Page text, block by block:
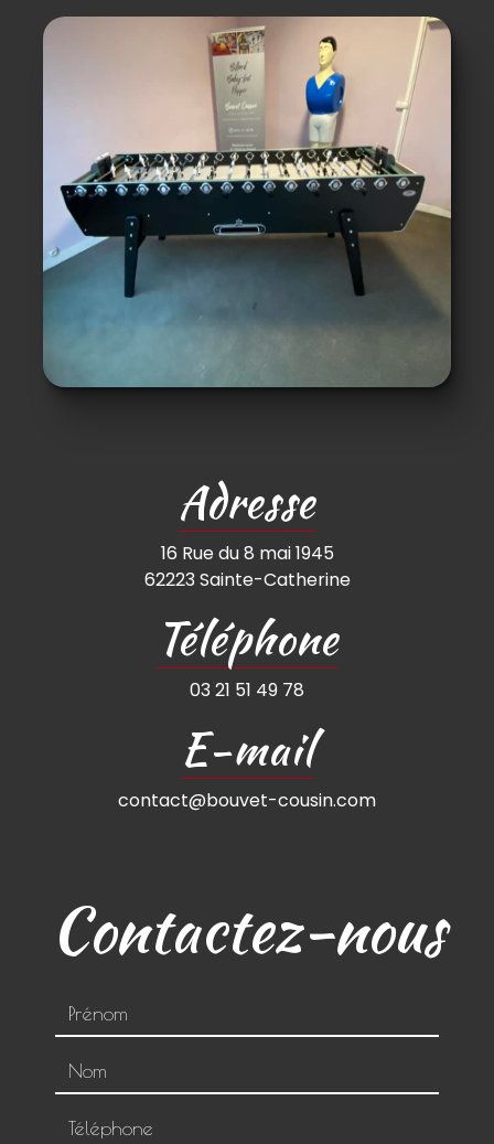
Adresse
16 Rue du 8 mai 1945
62223 Sainte-Catherine
Téléphone
03 21 51 49 78
E-mail
contact@bouvet-cousin.com
Contactez-nous